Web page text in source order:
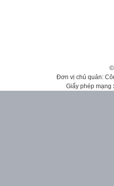
Đơn vị chủ quản:
Giấy phép mạng